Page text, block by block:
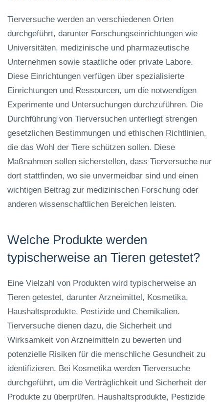
Tierversuche werden an verschiedenen Orten
durchgeführt, darunter Forschungseinrichtungen wie
Universitäten, medizinische und pharmazeutische
Unternehmen sowie staatliche oder private Labore.
Diese Einrichtungen verfügen über spezialisierte
Einrichtungen und Ressourcen, um die notwendigen
Experimente und Untersuchungen durchzuführen. Die
Durchführung von Tierversuchen unterliegt strengen
gesetzlichen Bestimmungen und ethischen Richtlinien,
die das Wohl der Tiere schützen sollen. Diese
Maßnahmen sollen sicherstellen, dass Tierversuche nur
dort stattfinden, wo sie unvermeidbar sind und einen
wichtigen Beitrag zur medizinischen Forschung oder
anderen wissenschaftlichen Bereichen leisten.
Welche Produkte werden
typischerweise an Tieren getestet?
Eine Vielzahl von Produkten wird typischerweise an
Tieren getestet, darunter Arzneimittel, Kosmetika,
Haushaltsprodukte, Pestizide und Chemikalien.
Tierversuche dienen dazu, die Sicherheit und
Wirksamkeit von Arzneimitteln zu bewerten und
potenzielle Risiken für die menschliche Gesundheit zu
identifizieren. Bei Kosmetika werden Tierversuche
durchgeführt, um die Verträglichkeit und Sicherheit der
Produkte zu überprüfen. Haushaltsprodukte, Pestizide